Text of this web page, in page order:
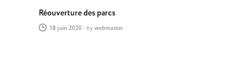
Réouverture des parcs
18 juin 2020 - by webmaster